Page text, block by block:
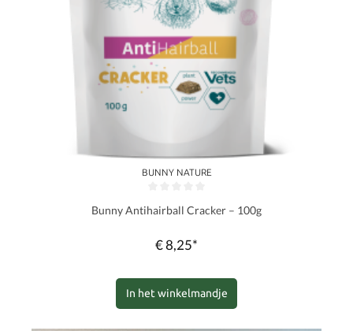
BUNNY NATURE
Bunny Antihairball Cracker – 100g
€ 8,25*
In het winkelmandje